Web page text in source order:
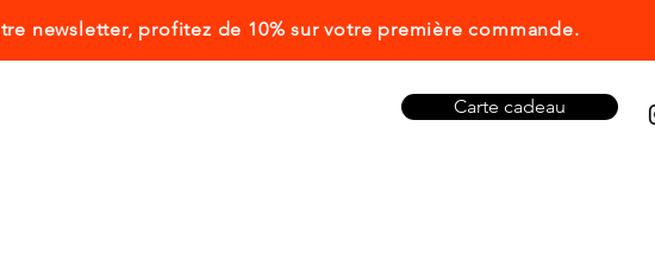
newsletter, profitez de 10% sur votre première commande.
Carte cadeau